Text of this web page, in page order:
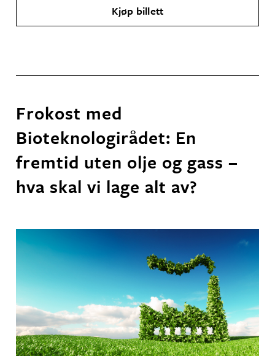
Kjøp billett
Frokost med
Bioteknologirådet: En
fremtid uten olje og gass –
hva skal vi lage alt av?